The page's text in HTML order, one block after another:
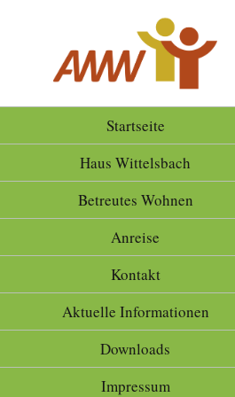
springen
Startseite
Haus Wittelsbach
Betreutes Wohnen
Anreise
Kontakt
Aktuelle Informationen
Downloads
Impressum